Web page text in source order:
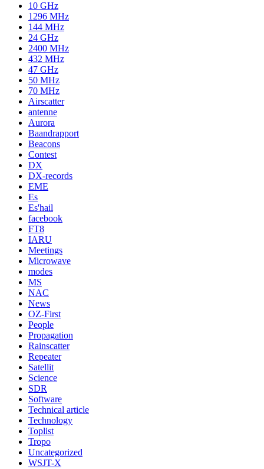
10 GHz
1296 MHz
144 MHz
24 GHz
2400 MHz
432 MHz
47 GHz
50 MHz
70 MHz
Airscatter
antenne
Aurora
Baandrapport
Beacons
Contest
DX
DX-records
EME
Es
Es'hail
facebook
FT8
IARU
Meetings
Microwave
modes
MS
NAC
News
OZ-First
People
Propagation
Rainscatter
Repeater
Satellit
Science
SDR
Software
Technical article
Technology
Toplist
Tropo
Uncategorized
WSJT-X